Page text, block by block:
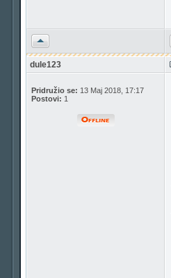
Vrh
dule123
Pridružio se: 13 Maj 2018, 17:17
Postovi: 1